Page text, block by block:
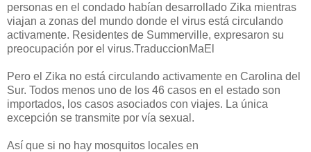
personas en el condado habían desarrollado Zika mientras
viajan a zonas del mundo donde el virus está circulando
activamente. Residentes de Summerville, expresaron su
preocupación por el virus.TraduccionMaEl
Pero el Zika no está circulando activamente en Carolina del
Sur. Todos menos uno de los 46 casos en el estado son
importados, los casos asociados con viajes. La única
excepción se transmite por vía sexual.
Así que si no hay mosquitos locales en